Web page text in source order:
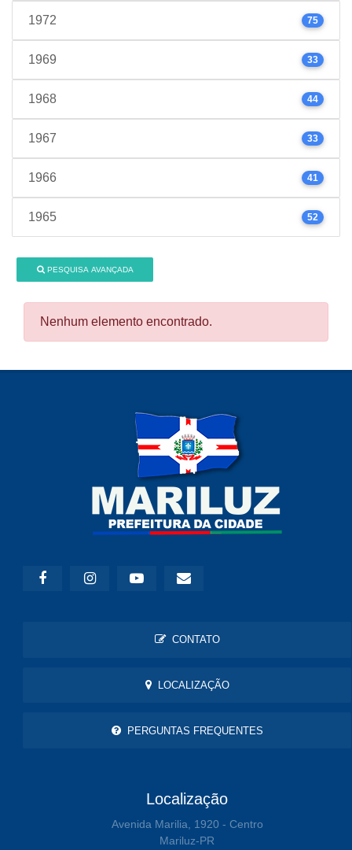
1972 75
1969 33
1968 44
1967 33
1966 41
1965 52
PESQUISA AVANÇADA
Nenhum elemento encontrado.
CONTATO
LOCALIZAÇÃO
PERGUNTAS FREQUENTES
Localização
Avenida Marilia, 1920 - Centro
Mariluz-PR